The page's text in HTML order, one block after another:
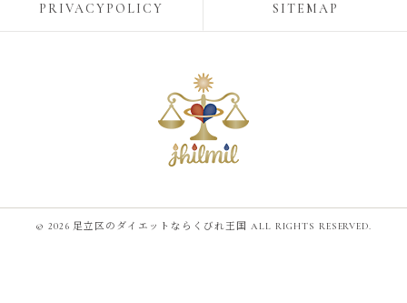
PRIVACYPOLICY SITEMAP
© 2026 足立区のダイエットならくびれ王国 ALL RIGHTS RESERVED.